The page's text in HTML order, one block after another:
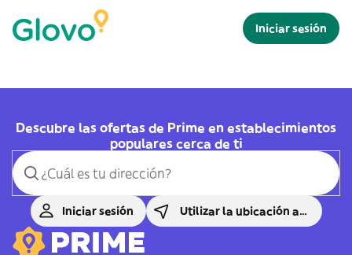
Iniciar sesión
Descubre las ofertas de Prime en establecimientos
populares cerca de ti
Iniciar sesión Utilizar la ubicación actual